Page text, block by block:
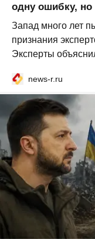
одну ошибку, но
Запад много лет
признания
Эксперты
news-r.ru